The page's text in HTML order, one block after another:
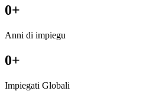
0+
Anni di impiegu
0+
Impiegati Globali